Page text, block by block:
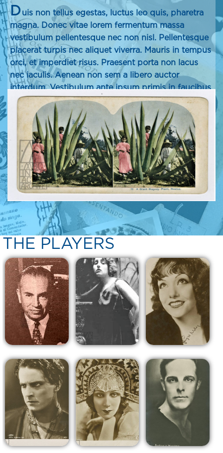
D uis non tellus egestas, luctus leo quis, pharetra
magna. Donec vitae lorem fermentum massa
vestibulum pellentesque nec non nisl. Pellentesque
placerat turpis nec aliquet viverra. Mauris in tempus
orci, et imperdiet risus. Praesent porta non lacus
nec iaculis. Aenean non sem a libero auctor
interdum. Vestibulum ante ipsum primis in faucibus
orci luctus et ultrices posuere cubilia Curae;
Quisque id mauris viverra augue consequat sagittis
sit amet non lorem. Nullam gravida mi sem, ac
aliquet libero convallis sed. Aenean at massa at
metus finibus porta venenatis ut tellus. Sed congue
lorem sem, in hendrerit est rhoncus sit amet. Sed
vel lacinia ante, consequat malesuada est.
Vestibulum nec est eget nunc pellentesque
pellentesque. Aliquam et condimentum mi.
Vestibulum ante ipsum primis in faucibus orci
luctus et ultrices posuere cubilia Curae; Donec
posuere molestie risus, non eleifend felis ultricies ut.
THE PLAYERS